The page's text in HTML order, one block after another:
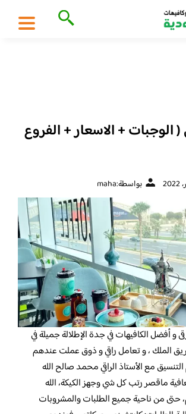
( الوجبات + الاسعار + الفروع
بواسطة:maha
و أفضل الكافيهات في جدة الإطلالة جميلة في
الملك ، و تعامل راقي و ذوق عملت عندهم
مع الأستاذ الراقي محمد صالح الله
ماقصر رتب كل شي وجهز الكيكة، الله
من ناحية جميع الطلبات والمشروبات